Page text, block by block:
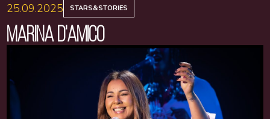
25.09.2025 STARS&STORIES
MARINA D'AMICO